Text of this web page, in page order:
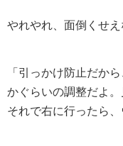
やれやれ、面倒くせえ
「引っかけ防止だか
かぐらいの調整だよ
それで右に行ったら